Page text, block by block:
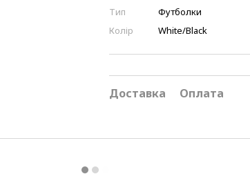
Тип
Футболки
Колір
White/Black
Доставка Оплата